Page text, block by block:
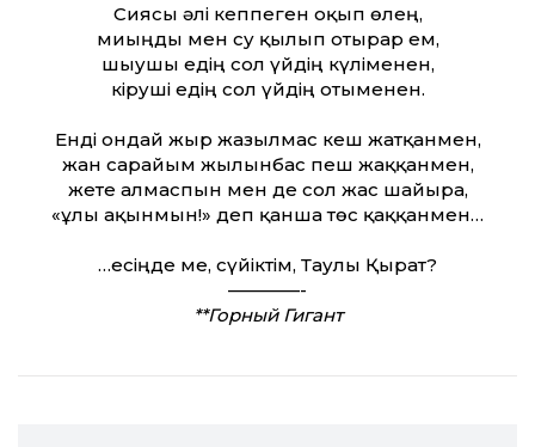
Сиясы әлі кеппеген оқып өлең,
миыңды мен су қылып отырар ем,
шығушы едің сол үйдің күліменен,
кіруші едің сол үйдің отыменен.
Енді ондай жыр жазылмас кеш жатқанмен,
жан сарайым жылынбас пеш жаққанмен,
жете алмаспын мен де сол жас шайырға,
«ұлы ақынмын!» деп қанша төс қаққанмен…
…есіңде ме, сүйіктім, Таулы Қырат?
————-
**Горный Гигант